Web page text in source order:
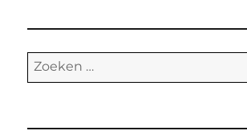
Zoeken
naar: